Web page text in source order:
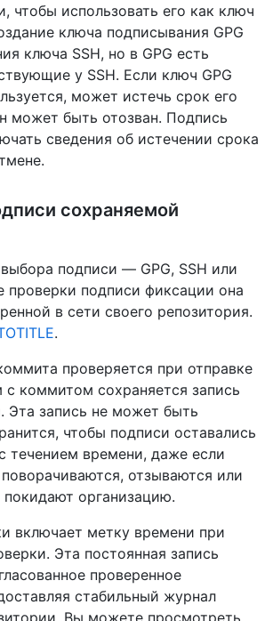
чтобы использовать его как ключ
ключа подписывания GPG
ключа SSH, но в GPG есть
у SSH. Если ключ GPG
может истечь срок его
может быть отозван. Подпись
сведения об истечении срока
сохраняемой
подписи — GPG, SSH или
проверки подписи фиксации она
в сети своего репозитория.
.
проверяется при отправке
коммитом сохраняется запись
Эта запись не может быть
чтобы подписи оставались
течением времени, даже если
отзываются или
покидают организацию.
включает метку времени при
Эта постоянная запись
проверенное
стабильный журнал
Вы можете просмотреть